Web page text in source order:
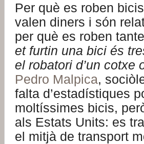
Per què es roben
valen diners i són
per què es roben
et furtin una bici és
el robatori d’un cotxe
Pedro Malpica,
falta d’estadístiques
moltíssimes bicis,
als Estats Units: es
el mitjà de transport